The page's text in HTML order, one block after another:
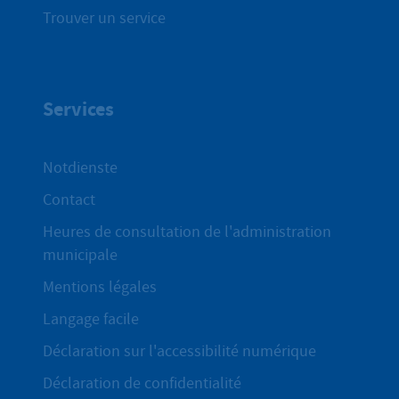
Trouver un service
Services
Notdienste
Contact
Heures de consultation de l'administration
municipale
Mentions légales
Langage facile
Déclaration sur l'accessibilité numérique
Déclaration de confidentialité